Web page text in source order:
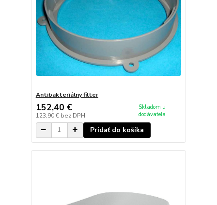
Antibakteriálny filter
152,40 €
123,90 € bez DPH
Skladom u
dodávateľa
Pridať do košíka